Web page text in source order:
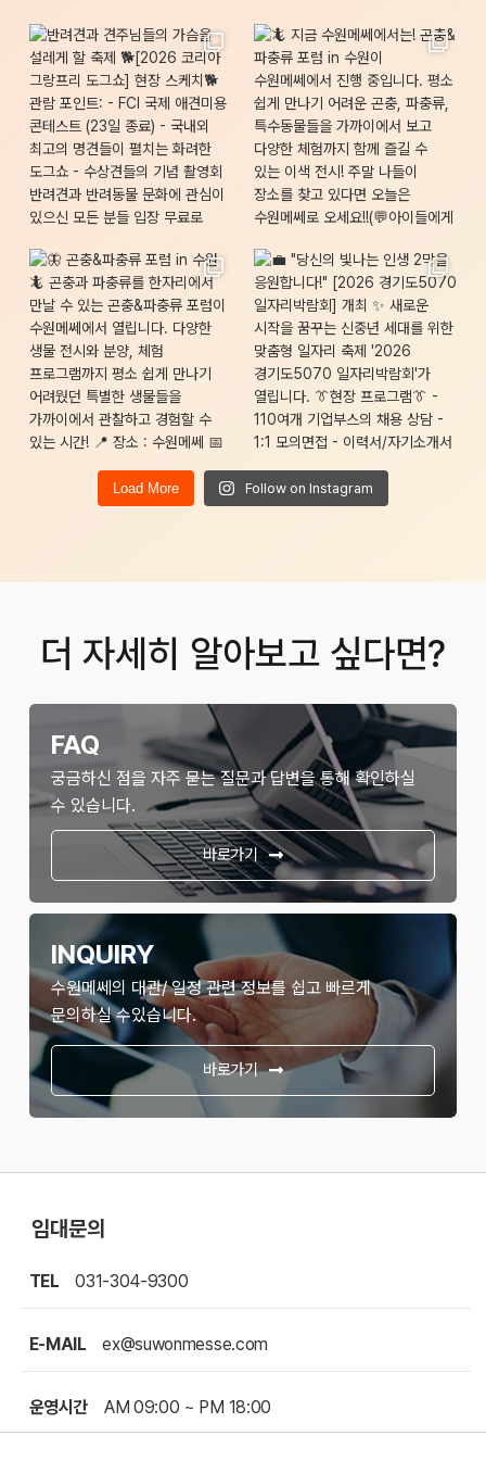
Load More Follow on Instagram
더 자세히 알아보고 싶다면?
FAQ
궁금하신 점을 자주 묻는 질문과 답변을 통해 확인하실
수 있습니다.
바로가기
INQUIRY
수원메쎄의 대관/ 일정 관련 정보를 쉽고 빠르게
문의하실 수있습니다.
바로가기
임대문의
TEL 031-304-9300
E-MAIL ex@suwonmesse.com
운영시간 AM 09:00 ~ PM 18:00